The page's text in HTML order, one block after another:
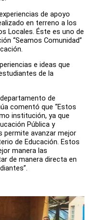
de apoyo
en terreno a los
Locales. Éste es uno de
“Seamos Comunidad”
e ideas que
de la
de
comentó que “Estos
institución, ya que
Pública y
permite avanzar mejor
de Educación. Estos
manera las
de manera directa en